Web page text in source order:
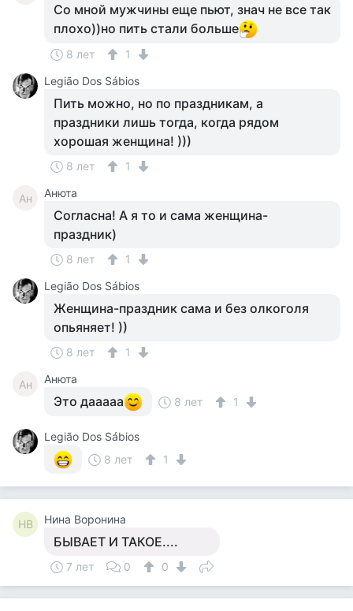
Со мной мужчины еще пьют, знач не все так
плохо))но пить стали больше
8 лет
1
Legião Dos Sábios
Пить можно, но по праздникам, а
праздники лишь тогда, когда рядом
хорошая женщина! )))
8 лет 1
Ан Анюта
Согласна! А я то и сама женщина-
праздник)
8 лет
1
Legião Dos Sábios
Женщина-праздник сама и без олкоголя
опьяняет! ))
8 лет 1
Ан Анюта
Это дааааа 8 лет 1
Legião Dos Sábios
8 лет
1
НВ Нина Воронина
БЫВАЕТ И ТАКОЕ....
7 лет 0 0